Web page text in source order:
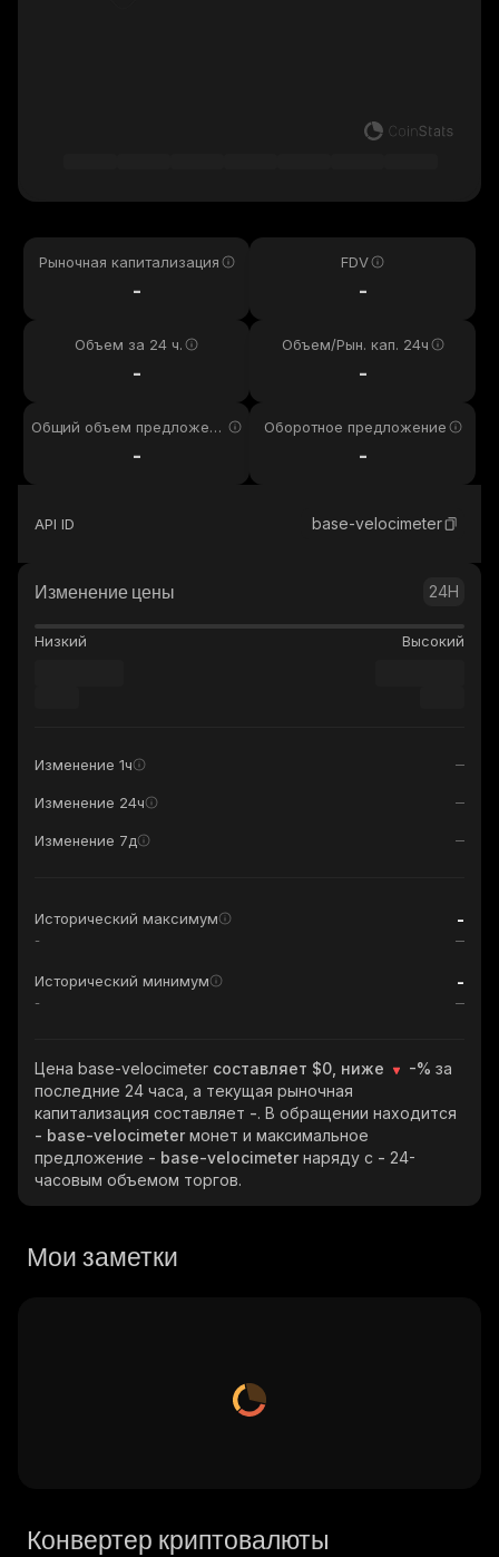
Рыночная капитализация
-
FDV
-
Объем за 24 ч.
-
Объем/Рын. кап. 24ч
-
Общий объем предложени
-
Оборотное предложение
-
API ID base-velocimeter
Изменение цены 24H
Низкий Высокий
Изменение 1ч
Изменение 24ч
Изменение 7д
Исторический максимум -
-
Исторический минимум -
-
Цена base-velocimeter составляет $0, ниже -% за
последние 24 часа, а текущая рыночная
капитализация составляет -. В обращении находится
- base-velocimeter монет и максимальное
предложение - base-velocimeter наряду с - 24-
часовым объемом торгов.
Мои заметки
Конвертер криптовалюты